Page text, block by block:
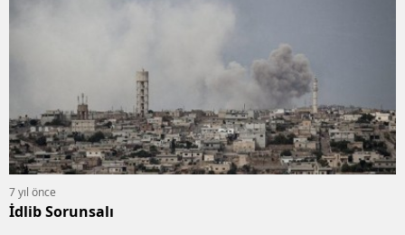
7 yıl önce
İdlib Sorunsalı